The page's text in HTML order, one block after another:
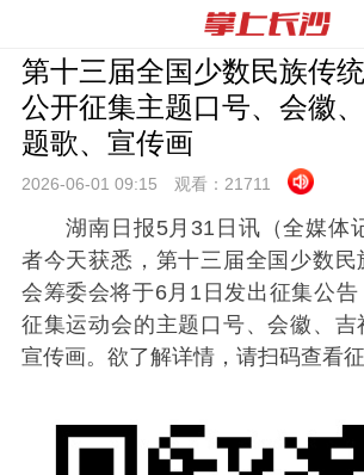
第十三届全国少数民族传
公开征集主题口号、会徽
题歌、宣传画
2026-06-01 09:15 观看： 21711
湖南日报5月31日讯（全媒体
者今天获悉，第十三届全国少数民
会筹委会将于6月1日发出征集公
征集运动会的主题口号、会徽、吉
宣传画。欲了解详情，请扫码查看征